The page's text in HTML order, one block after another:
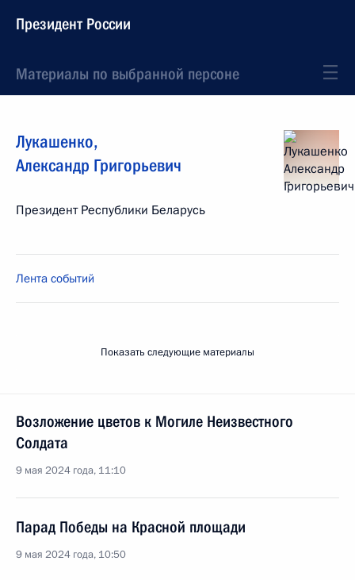
Президент России
Материалы по выбранной персоне
Лукашенко,
Александр Григорьевич
Президент Республики Беларусь
Лента событий
Показать следующие материалы
Возложение цветов к Могиле Неизвестного
Солдата
9 мая 2024 года, 11:10
Парад Победы на Красной площади
9 мая 2024 года, 10:50